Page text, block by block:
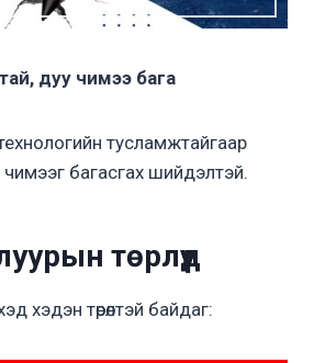
дуу чимээ бага
тусламжтайгаар
чимээг багасгах шийдэлтэй.
төрлүүд
хэдэн төрөлтэй байдаг: